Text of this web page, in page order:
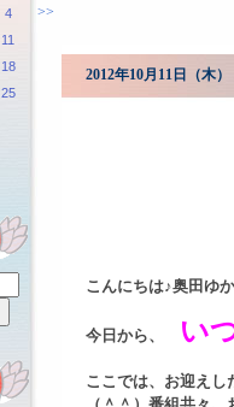
4
11
18
25
>>
2012年10月11日（
こんにちは♪奥田ゆ
今日から、 い
ここでは、お迎えし